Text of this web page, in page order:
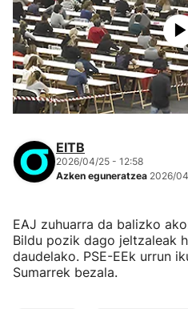
EITB
2026/04/25 - 12:58
Azken eguneratzea 2026/
EAJ zuhuarra da balizko
Bildu pozik dago jeltzaleak
daudelako. PSE-EEk urrun
Sumarrek bezala.